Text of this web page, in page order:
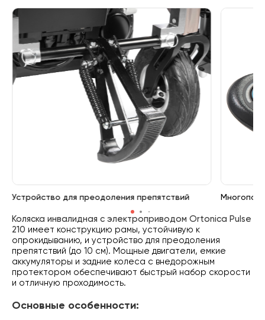
Устройство для преодоления препятствий
Коляска инвалидная с электроприводом Ortonica Pulse
210 имеет конструкцию рамы, устойчивую к
опрокидыванию, и устройство для преодоления
препятствий (до 10 см). Мощные двигатели, емкие
аккумуляторы и задние колеса с внедорожным
протектором обеспечивают быстрый набор скорости
и отличную проходимость.
Основные особенности: